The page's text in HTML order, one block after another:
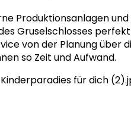
Produktionsanlagen und
Gruselschlosses
von der Planung über
so Zeit und Aufwand.